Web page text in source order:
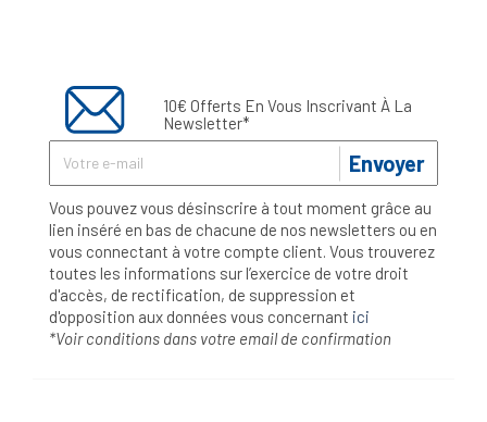
10€ Offerts En Vous Inscrivant À La
Newsletter*
Envoyer
Vous pouvez vous désinscrire à tout moment grâce au
lien inséré en bas de chacune de nos newsletters ou en
vous connectant à votre compte client. Vous trouverez
toutes les informations sur l’exercice de votre droit
d'accès, de rectification, de suppression et
d'opposition aux données vous concernant ici
*Voir conditions dans votre email de confirmation